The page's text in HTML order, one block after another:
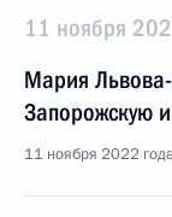
11 ноября
Мария
Запорожскую
11 ноября 2022